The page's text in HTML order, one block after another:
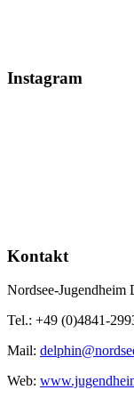
Instagram
Kontakt
Nordsee-
Tel.: +49 (0)4841-
Mail:
Web: